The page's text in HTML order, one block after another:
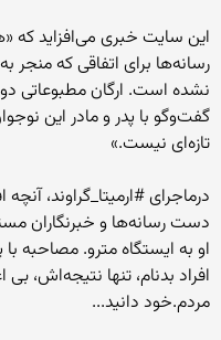
این سایت خبری می‌افزاید که
رسانه‌ها برای اتفاقی که
نشده است. ارگان مطبوعاتی
گفت‌وگو با پدر و مادر این
تازه‌ای نیست.»
درماجرای #ارمیتا_گراوند،
دست رسانه‌ها و خبرنگاران
او به ایستگاه مترو. مصاحبه
افراد بدنام، تنها
مردم.خود دانید...